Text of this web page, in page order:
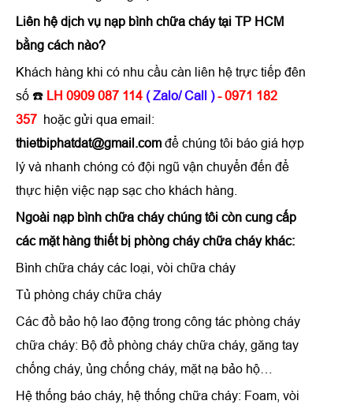
Liên hệ dịch vụ nạp bình chữa cháy tại TP HCM
bằng cách nào?
Khách hàng khi có nhu cầu càn liên hệ trực tiếp đên
số ☎️ LH 0909 087 114 ( Zalo/ Call )- 0971 182
357 hoặc gửi qua email:
thietbiphatdat@gmail.com để chúng tôi báo giá hợp
lý và nhanh chóng có đội ngũ vận chuyển đến để
thực hiện việc nạp sạc cho khách hàng.
Ngoài nạp bình chữa cháy chúng tôi còn cung cấp
các mặt hàng thiết bị phòng cháy chữa cháy khác:
Bình chữa cháy các loại, vòi chữa cháy
Tủ phòng cháy chữa cháy
Các đồ bảo hộ lao động trong công tác phòng cháy
chữa cháy: Bộ đồ phòng cháy chữa cháy, găng tay
chống cháy, ủng chống cháy, mặt nạ bảo hộ…
Hệ thống báo cháy, hệ thống chữa cháy: Foam, vòi